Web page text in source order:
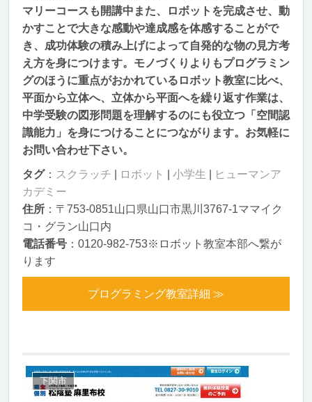
マリーコースも開講中また、ロボットを完成させ、動
かすことで大きな感動や達成感を体感することがで
き、成功体験の積み上げによって自発的な物の見方考
え方を身につけます。モノづくりよりもプログラミン
グのほうに重点がおかれているロボット教室に比べ、
平面から立体へ、立体から平面へを繰り返す作業は、
中学受験の図形問題を理解するのにも役立つ「空間認
識能力」を身につけることにつながります。お気軽に
お問い合わせ下さい。
タグ： スクラッチ ロボット 小学生
ヒューマンア
カデミー
住所 ：〒753-0851山口県山口市黒川3767-1ママイク
コ・グラン山口内
電話番号 ：0120-982-753※ロボット教室本部へ繋が
ります
プログラミング教室詳細 ≫
下関市